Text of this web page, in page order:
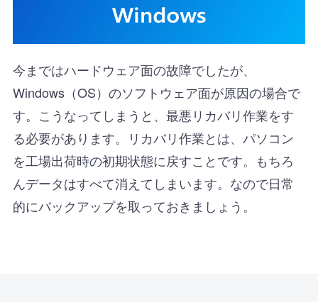
今まではハードウェア面の故障でしたが、
Windows（OS）のソフトウェア面が原因の場合で
す。こうなってしまうと、最悪リカバリ作業をす
る必要があります。リカバリ作業とは、パソコン
を工場出荷時の初期状態に戻すことです。もちろ
んデータはすべて消えてしまいます。なので日常
的にバックアップを取っておきましょう。